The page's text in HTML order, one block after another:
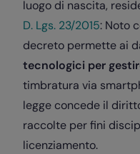
luogo di nascita,
D. Lgs. 23/2015: Noto
decreto permette ai
tecnologici per
timbratura via
legge concede il
raccolte per fini
licenziamento.